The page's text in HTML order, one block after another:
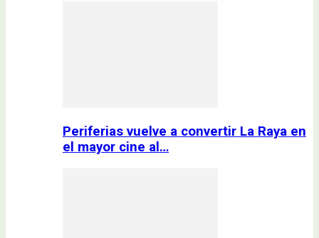
Periferias vuelve a convertir La Raya en
el mayor cine al…